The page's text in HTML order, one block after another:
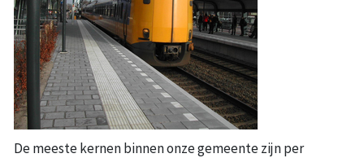
De meeste kernen binnen onze gemeente zijn per